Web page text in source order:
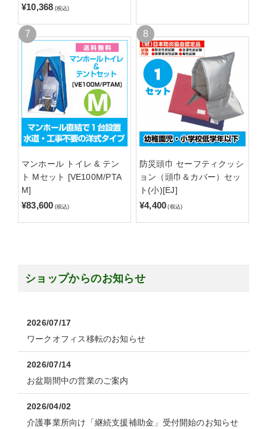
¥10,368 (税込)
マンホール トイレ & テン
ト Mセット [VE100M/PTA
M]
¥83,600 (税込)
防災頭巾 セーフティクッシ
ョン（頭巾＆カバー）セッ
ト(小)[EJ]
¥4,400 (税込)
ショップからのお知らせ
2026/07/17
ワークオフィス移転のお知らせ
2026/07/14
お盆期間中の営業のご案内
2026/04/02
介護事業所向け「継続支援補助金」受付開始のお知らせ